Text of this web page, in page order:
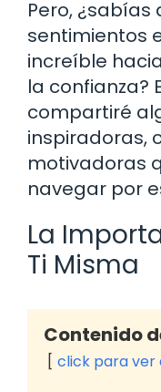
Pero,
sentimientos
increíble
la confianza?
compartiré
inspiradoras,
motivadoras
navegar por
La
Ti Misma
Contenido
click para ver